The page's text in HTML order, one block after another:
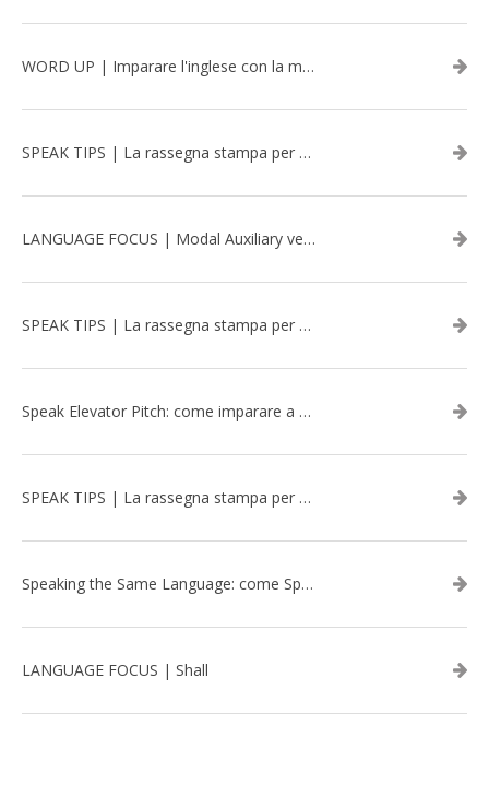
WORD UP | Imparare l'inglese con la musica: David Bowie
SPEAK TIPS | La rassegna stampa per migliorare l’inglese - aprile 2026
LANGUAGE FOCUS | Modal Auxiliary verbs in the past
SPEAK TIPS | La rassegna stampa per migliorare l’inglese - marzo 2026
Speak Elevator Pitch: come imparare a gestire una presentazione in inglese
SPEAK TIPS | La rassegna stampa per migliorare l’inglese - febbraio 2026
Speaking the Same Language: come Speak aiuta a rafforzare i team attraverso il Team Building in inglese
LANGUAGE FOCUS | Shall